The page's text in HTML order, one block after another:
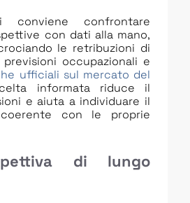
conviene confrontare
con dati alla mano,
le retribuzioni di
occupazionali e
ufficiali sul mercato del
informata riduce il
e aiuta a individuare il
con le proprie
di lungo